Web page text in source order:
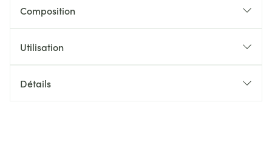
Composition
Utilisation
Détails